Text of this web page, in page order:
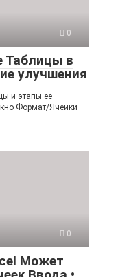
0
Таблицы в
улучшения
и этапы ее
Формат/Ячейки
0
Может